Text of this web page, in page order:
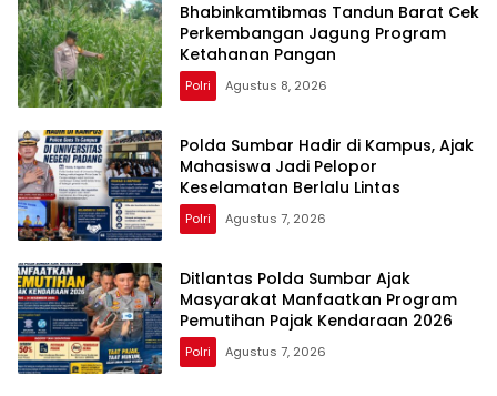
Bhabinkamtibmas Tandun Barat Cek
Perkembangan Jagung Program
Ketahanan Pangan
Polri Agustus 8, 2026
Polda Sumbar Hadir di Kampus, Ajak
Mahasiswa Jadi Pelopor
Keselamatan Berlalu Lintas
Polri Agustus 7, 2026
Ditlantas Polda Sumbar Ajak
Masyarakat Manfaatkan Program
Pemutihan Pajak Kendaraan 2026
Polri Agustus 7, 2026